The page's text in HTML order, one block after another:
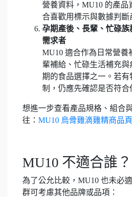
營養資料，MU10 的產品
合喜歡用標示與數據判斷
孕期產後、長輩、忙碌
需求者
MU10 適合作為日常營養
輩補給、忙碌生活補充
期的食品選擇之一。若
制，仍應先確認是否符合
想進一步查看產品規格、組合
往： MU10 烏骨雞滴雞精商品頁
MU10 不適合誰？
為了公允比較，MU10 也未必
群可考慮其他品牌或品項：